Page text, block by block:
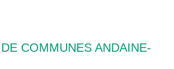
COMMUNES ANDAINE-